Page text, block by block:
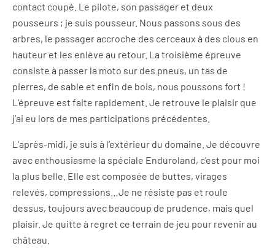
contact coupé. Le pilote, son passager et deux
pousseurs ; je suis pousseur. Nous passons sous des
arbres, le passager accroche des cerceaux à des clous en
hauteur et les enlève au retour. La troisième épreuve
consiste à passer la moto sur des pneus, un tas de
pierres, de sable et enfin de bois, nous poussons fort !
L’épreuve est faite rapidement. Je retrouve le plaisir que
j’ai eu lors de mes participations précédentes.
L’après-midi, je suis à l’extérieur du domaine. Je découvre
avec enthousiasme la spéciale Enduroland, c’est pour moi
la plus belle. Elle est composée de buttes, virages
relevés, compressions…Je ne résiste pas et roule
dessus, toujours avec beaucoup de prudence, mais quel
plaisir. Je quitte à regret ce terrain de jeu pour revenir au
château.